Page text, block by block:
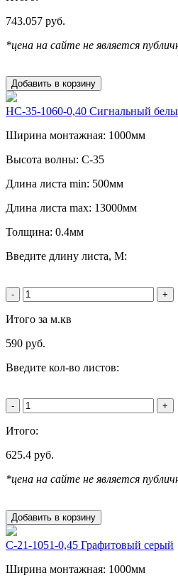
743.057 руб.
*цена на сайте не является
Добавить в корзину
НС-35-1060-0,40 Сигнальный
Ширина монтажная: 1000мм
Высота волны: C-35
Длина листа min: 500мм
Длина листа max: 13000мм
Толщина: 0.4мм
Введите длину листа, М:
- +
Итого за м.кв
590 руб.
Введите кол-во листов:
- +
Итого:
625.4 руб.
*цена на сайте не является
Добавить в корзину
С-21-1051-0,45 Графитовый серый
Ширина монтажная: 1000мм